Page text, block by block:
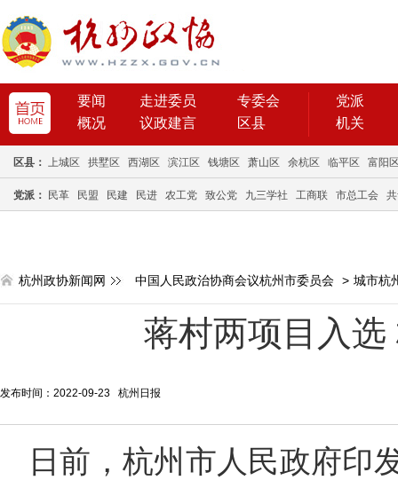
要闻 走进委员
专委会
概况
议政建言 区县
党派
机关
区县： 上城区 拱墅区 西湖区 滨江区 钱塘区 萧山区 余杭区 临平区 富阳
党派： 民革 民盟 民建 民进 农工党 致公党 九三学社 工商联 市总工会
杭州政协新闻网 中国人民政治协商会议杭州市委员会 > 城市杭
蒋村两项目入
发布时间：2022-09-23 杭州日报
日前，杭州市人民政府印